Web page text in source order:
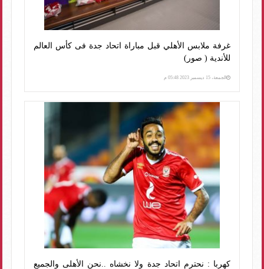
غرفة ملابس الأهلي قبل مباراة اتحاد جدة فى كأس العالم
للأندية ( صور)
الجمعة، 15 ديسمبر 2023 05:48 م
كهربا : نحترم اتحاد جدة ولا نخشاه ..نحن الأهلى والجميع